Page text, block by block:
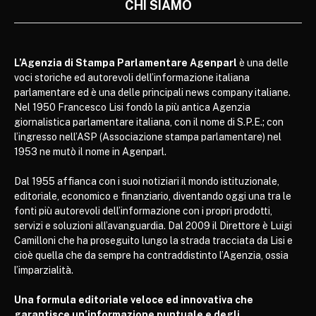
CHI SIAMO
L’Agenzia di Stampa Parlamentare Agenparl è una delle
voci storiche ed autorevoli dell’informazione italiana
parlamentare ed è una delle principali news company italiane.
Nel 1950 Francesco Lisi fondò la più antica Agenzia
giornalistica parlamentare italiana, con il nome di S.P.E.; con
l’ingresso nell’ASP (Associazione stampa parlamentare) nel
1953 ne mutò il nome in Agenparl.
Dal 1955 affianca con i suoi notiziari il mondo istituzionale,
editoriale, economico e finanziario, diventando oggi una tra le
fonti più autorevoli dell’informazione con i propri prodotti,
servizi e soluzioni all’avanguardia. Dal 2009 il Direttore è Luigi
Camilloni che ha proseguito lungo la strada tracciata da Lisi e
cioè quella che da sempre ha contraddistinto l’Agenzia, ossia
l’imparzialità.
Una formula editoriale veloce ed innovativa che